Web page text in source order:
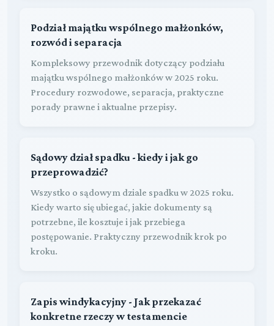
Podział majątku wspólnego małżonków,
rozwód i separacja
Kompleksowy przewodnik dotyczący podziału
majątku wspólnego małżonków w 2025 roku.
Procedury rozwodowe, separacja, praktyczne
porady prawne i aktualne przepisy.
Sądowy dział spadku - kiedy i jak go
przeprowadzić?
Wszystko o sądowym dziale spadku w 2025 roku.
Kiedy warto się ubiegać, jakie dokumenty są
potrzebne, ile kosztuje i jak przebiega
postępowanie. Praktyczny przewodnik krok po
kroku.
Zapis windykacyjny - Jak przekazać
konkretne rzeczy w testamencie